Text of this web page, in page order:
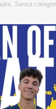
, Senza